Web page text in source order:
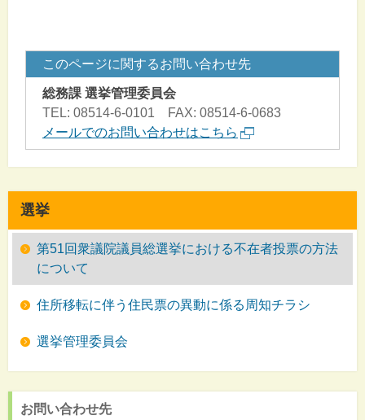
このページに関するお問い合わせ先
総務課 選挙管理委員会
TEL: 08514-6-0101 FAX: 08514-6-0683
メールでのお問い合わせはこちら
選挙
第51回衆議院議員総選挙における不在者投票の方法
について
住所移転に伴う住民票の異動に係る周知チラシ
選挙管理委員会
お問い合わせ先